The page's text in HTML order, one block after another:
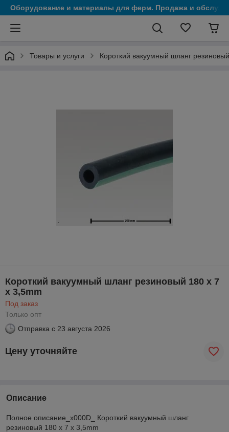
Оборудование и материалы для ферм. Продажа и
Товары и услуги Короткий вакуумный шланг
Короткий вакуумный шланг резиновый 180 x 7
x 3,5mm
Под заказ
Только опт
Отправка с 23 августа 2026
Цену уточняйте
Описание
Полное описание_x000D_ Короткий вакуумный шланг
резиновый 180 x 7 x 3,5mm